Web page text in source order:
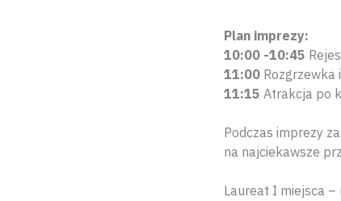
Plan imprezy:
10:00 -10:45
11:00 Rozgrzewka
11:15 Atrakcja po
Podczas imprezy
na najciekawsze
Laureat I miejsca –